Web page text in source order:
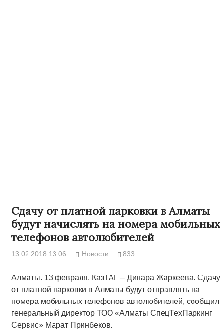
Сдачу от платной парковки в Алматы
будут начислять на номера мобильных
телефонов автолюбителей
13.02.2018 13:06 Новости 833
Алматы. 13 февраля. КазТАГ – Динара Жаркеева. Сдачу
от платной парковки в Алматы будут отправлять на
номера мобильных телефонов автолюбителей, сообщил
генеральный директор ТОО «Алматы СпецТехПаркинг
Сервис» Марат Принбеков.